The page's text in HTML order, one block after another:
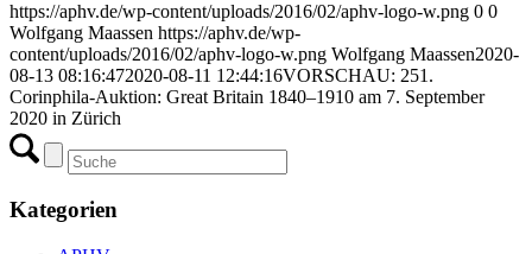
https://aphv.de/wp-content/uploads/2016/02/aphv-logo-w.png 0 0
Wolfgang Maassen https://aphv.de/wp-
content/uploads/2016/02/aphv-logo-w.png Wolfgang Maassen2020-
08-13 08:16:472020-08-11 12:44:16VORSCHAU: 251.
Corinphila-Auktion: Great Britain 1840–1910 am 7. September
2020 in Zürich
Kategorien